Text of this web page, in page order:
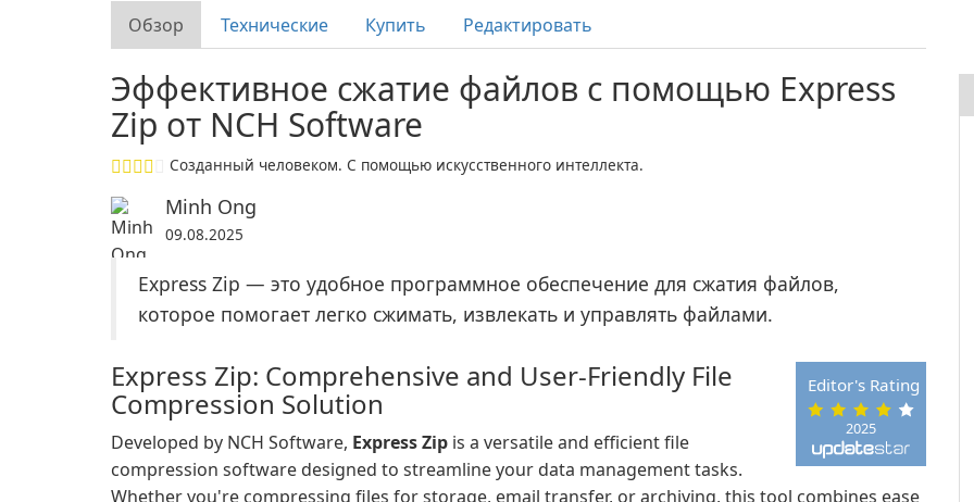
Обзор Технические Купить Редактировать
Эффективное сжатие файлов с помощью Express
Zip от NCH Software
Созданный человеком. С помощью искусственного интеллекта.
Minh Ong
09.08.2025
Express Zip — это удобное программное обеспечение для сжатия файлов,
которое помогает легко сжимать, извлекать и управлять файлами.
2025
Editor's Rating
Express Zip: Comprehensive and User-Friendly File
Compression Solution
Developed by NCH Software, Express Zip is a versatile and efficient file
compression software designed to streamline your data management tasks.
Whether you're compressing files for storage, email transfer, or archiving, this tool combines ease